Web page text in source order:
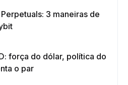
3 maneiras de
força do dólar, política do
o par